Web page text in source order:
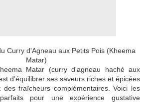
Curry d'Agneau aux Petits Pois (Kheema
Matar)
Matar (curry d'agneau haché aux
d'équilibrer ses saveurs riches et épicées
fraîcheurs complémentaires. Voici les
parfaits pour une expérience gustative